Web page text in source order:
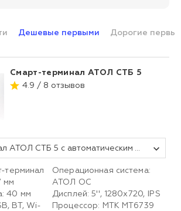
Дешевые первыми Дорогие
Смарт-терминал АТОЛ СТБ 5
4.9 / 8 отзывов
Смарт-терминал АТОЛ СТБ 5 с автоматическим тарифом SIGMA и ИТС (без ФН, 5.0)
терминал
мм
40 мм
BT, Wi-
Операционная система:
АТОЛ ОС
Дисплей: 5'', 1280x720, IPS
Процессор: MTK MT6739